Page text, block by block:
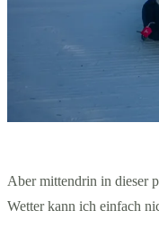
Aber mittendrin in dieser
Wetter kann ich einfach